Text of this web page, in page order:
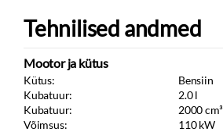
Tehnilised andmed
Mootor ja kütus
Kütus:
Bensiin
Kubatuur:
2.0l
Kubatuur:
2000cm³
Võimsus:
110kW